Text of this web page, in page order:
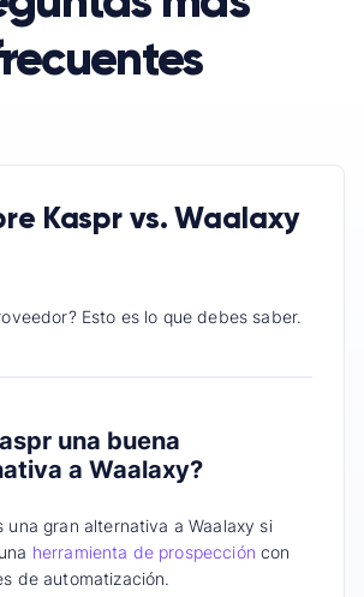
Kaspr vs. Waalaxy
Esto es lo que debes saber.
una buena
a Waalaxy?
una gran alternativa a Waalaxy si
herramienta de prospección con
de automatización.